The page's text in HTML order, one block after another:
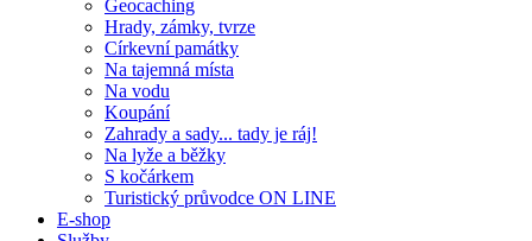
Geocaching
Hrady, zámky, tvrze
Církevní památky
Na tajemná místa
Na vodu
Koupání
Zahrady a sady... tady je ráj!
Na lyže a běžky
S kočárkem
Turistický průvodce ON LINE
E-shop